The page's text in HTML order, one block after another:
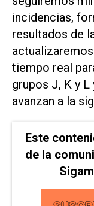
incidencias,
resultados de
tiempo real
grupos J, K y
avanzan a la
Este
de la